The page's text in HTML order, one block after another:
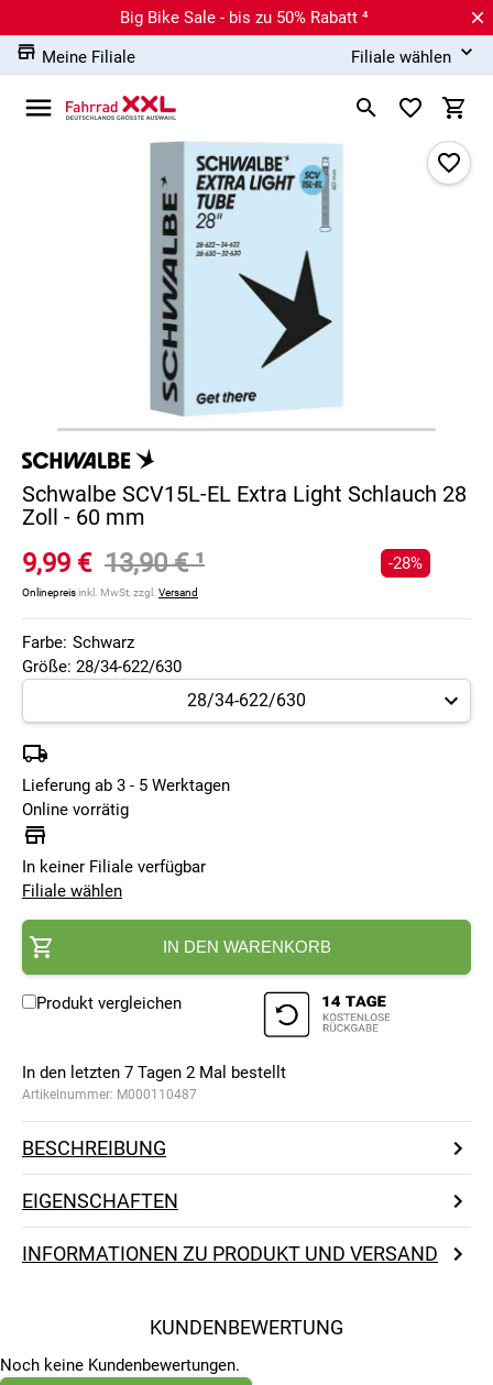
Big Bike Sale - bis zu 50% Rabatt ⁴
Meine Filiale
Filiale wählen
Schwalbe SCV15L-EL Extra Light Schlauch 28
Zoll - 60 mm
9,99 € 13,90 €¹
Onlinepreisinkl. MwSt, zzgl. Versand
-28%
Farbe: Schwarz
Größe: 28/34-622/630
Lieferung ab 3 - 5 Werktagen
Online vorrätig
In keiner Filiale verfügbar
Filiale wählen
IN DEN WARENKORB
Produkt vergleichen
In den letzten 7 Tagen 2 Mal bestellt
Artikelnummer: M000110487
BESCHREIBUNG
EIGENSCHAFTEN
INFORMATIONEN ZU PRODUKT UND VERSAND
KUNDENBEWERTUNG
Noch keine Kundenbewertungen.